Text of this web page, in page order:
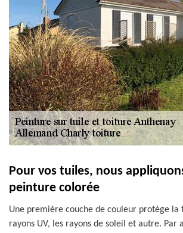
Pour vos tuiles, nous
peinture colorée
Une première couche de couleur protège la
rayons UV, les rayons de soleil et autre. Par